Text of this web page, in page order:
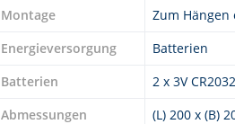
Montage
Zum Hängen
Energieversorgung
Batterien
Batterien
2 x 3V CR2032
Abmessungen
(L) 200 x (B)